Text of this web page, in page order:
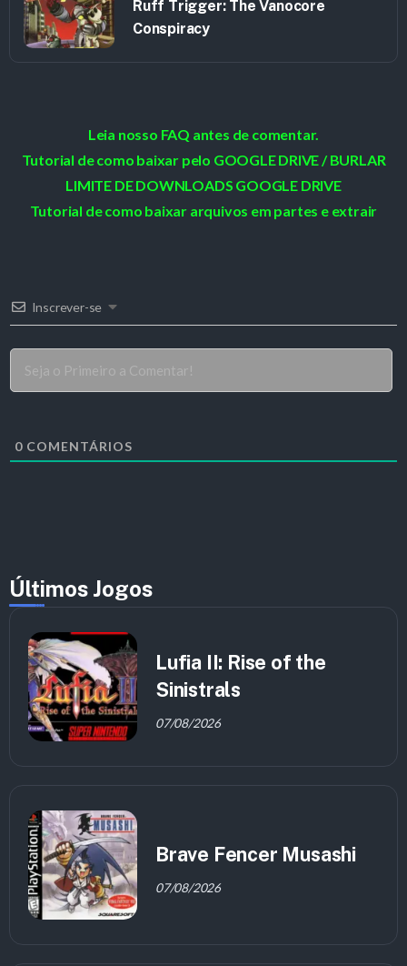
Ruff Trigger: The Vanocore
Conspiracy
Leia nosso FAQ antes de comentar.
Tutorial de como baixar pelo GOOGLE DRIVE / BURLAR
LIMITE DE DOWNLOADS GOOGLE DRIVE
Tutorial de como baixar arquivos em partes e extrair
Inscrever-se
0 COMENTÁRIOS
Últimos Jogos
Lufia II: Rise of the
Sinistrals
07/08/2026
Brave Fencer Musashi
07/08/2026